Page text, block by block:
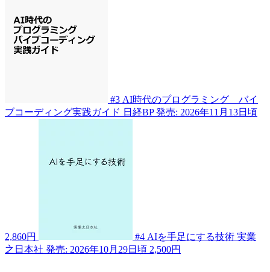
#3 AI時代のプログラミング バイ
ブコーディング実践ガイド 日経BP 発売: 2026年11月13日頃
2,860円 #4 AIを手足にする技術 実業
之日本社 発売: 2026年10月29日頃 2,500円